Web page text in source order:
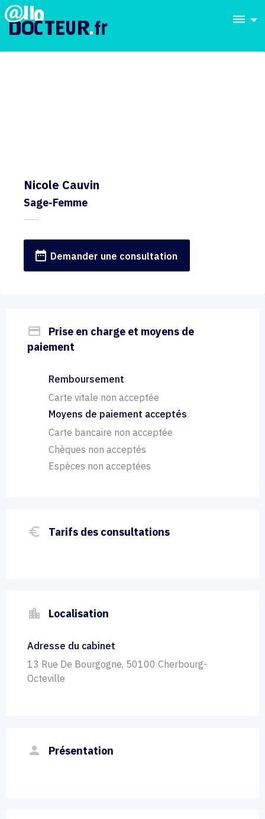
dehaze
Nicole Cauvin
Sage-Femme
date_range Demander une consultation
payment
Prise en charge et moyens de
paiement
Remboursement
Carte vitale non acceptée
Moyens de paiement acceptés
Carte bancaire non acceptée
Chèques non acceptés
Espèces non acceptées
euro_symbol Tarifs des consultations
location_city Localisation
Adresse du cabinet
13 Rue De Bourgogne, 50100 Cherbourg-
Octeville
person Présentation